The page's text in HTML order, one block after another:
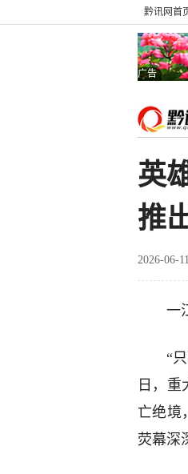
黔讯网首
广告
英
推
2026-06-
一
“
日，
亡绝境
荧幕深